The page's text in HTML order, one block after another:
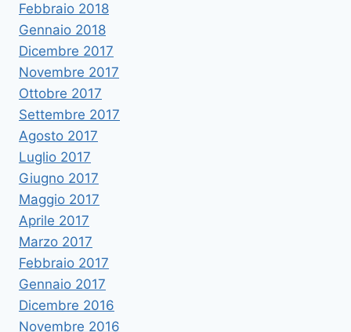
Febbraio 2018
Gennaio 2018
Dicembre 2017
Novembre 2017
Ottobre 2017
Settembre 2017
Agosto 2017
Luglio 2017
Giugno 2017
Maggio 2017
Aprile 2017
Marzo 2017
Febbraio 2017
Gennaio 2017
Dicembre 2016
Novembre 2016